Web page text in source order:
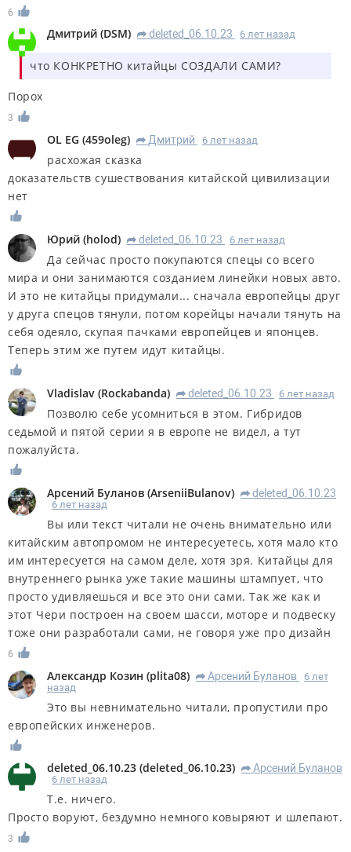
6
Дмитрий (DSM) R deleted_06.10.23 6 лет назад
что КОНКРЕТНО китайцы СОЗДАЛИ САМИ?
Порох
3
OL EG (459oleg) R Дмитрий 6 лет назад
расхожая сказка
доказательств сушествования китайской цивилизации
нет
Юрий (holod) R deleted_06.10.23 6 лет назад
Да сейчас просто покупаются спецы со всего
мира и они занимаются созданием линейки новых авто.
И это не китайцы придумали... сначала европейцы друг
у друга спецов тянули, потом корейцы начали тянуть на
себя одеяло, скупая пачками европейцев и японцев.
Теперь этим же путем идут китайцы.
Vladislav (Rockabanda) R deleted_06.10.23 6 лет назад
Позволю себе усомниться в этом. Гибридов
седьмой и пятой серии я в европе не видел, а тут
пожалуйста.
Арсений Буланов (ArseniiBulanov) R deleted_06.10.23
6 лет назад
Вы или текст читали не очень внимательно или
китайским автопромом не интересуетесь, хотя мало кто
им интересуется на самом деле, хотя зря. Китайцы для
внутреннего рынка уже такие машины штампует, что
просто удивляешься и все это они сами. Так же как и
этот Чери построен на своем шасси, моторе и подвеску
тоже они разработали сами, не говоря уже про дизайн
6
Александр Козин (plita08) R Арсений Буланов
6 лет
назад
Это вы невнимательно читали, пропустили про
европейских инженеров.
deleted_06.10.23 (deleted_06.10.23) R Арсений Буланов
6 лет назад
Т.е. ничего.
Просто воруют, бездумно немного ковыряют и шлепают.
3